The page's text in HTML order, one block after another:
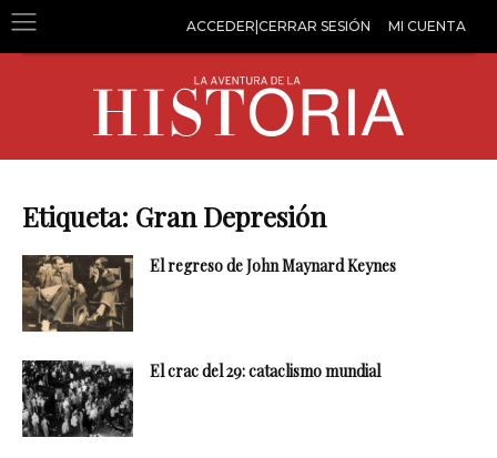
ACCEDER|CERRAR SESIÓN MI CUENTA
Etiqueta: Gran Depresión
El regreso de John Maynard Keynes
El crac del 29: cataclismo mundial